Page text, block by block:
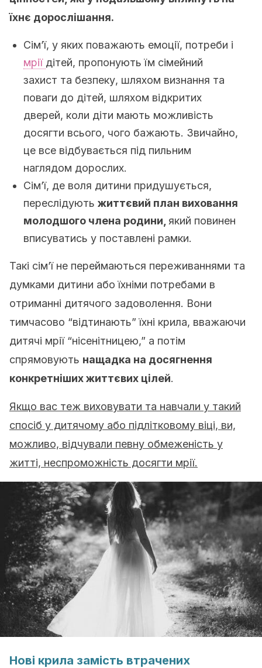
їхнє дорослішання.
Сім’ї, у яких поважають емоції, потреби і
мрії дітей, пропонують їм сімейний
захист та безпеку, шляхом визнання та
поваги до дітей, шляхом відкритих
дверей, коли діти мають можливість
досягти всього, чого бажають. Звичайно,
це все відбувається під пильним
наглядом дорослих.
Сім’ї, де воля дитини придушується,
переслідують життєвий план виховання
молодшого члена родини, який повинен
вписуватись у поставлені рамки.
Такі сім’ї не переймаються переживаннями та
думками дитини або їхніми потребами в
отриманні дитячого задоволення. Вони
тимчасово “відтинають” їхні крила, вважаючи
дитячі мрії “нісенітницею,” а потім
спрямовують нащадка на досягнення
конкретніших життєвих цілей.
Якщо вас теж виховувати та навчали у такий
спосіб у дитячому або підлітковому віці, ви,
можливо, відчували певну обмеженість у
житті, неспроможність досягти мрії.
Нові крила замість втрачених